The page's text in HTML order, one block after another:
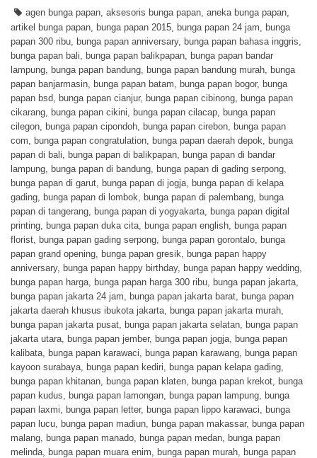
agen bunga papan, aksesoris bunga papan, aneka bunga papan,
artikel bunga papan, bunga papan 2015, bunga papan 24 jam, bunga
papan 300 ribu, bunga papan anniversary, bunga papan bahasa inggris,
bunga papan bali, bunga papan balikpapan, bunga papan bandar
lampung, bunga papan bandung, bunga papan bandung murah, bunga
papan banjarmasin, bunga papan batam, bunga papan bogor, bunga
papan bsd, bunga papan cianjur, bunga papan cibinong, bunga papan
cikarang, bunga papan cikini, bunga papan cilacap, bunga papan
cilegon, bunga papan cipondoh, bunga papan cirebon, bunga papan
com, bunga papan congratulation, bunga papan daerah depok, bunga
papan di bali, bunga papan di balikpapan, bunga papan di bandar
lampung, bunga papan di bandung, bunga papan di gading serpong,
bunga papan di garut, bunga papan di jogja, bunga papan di kelapa
gading, bunga papan di lombok, bunga papan di palembang, bunga
papan di tangerang, bunga papan di yogyakarta, bunga papan digital
printing, bunga papan duka cita, bunga papan english, bunga papan
florist, bunga papan gading serpong, bunga papan gorontalo, bunga
papan grand opening, bunga papan gresik, bunga papan happy
anniversary, bunga papan happy birthday, bunga papan happy wedding,
bunga papan harga, bunga papan harga 300 ribu, bunga papan jakarta,
bunga papan jakarta 24 jam, bunga papan jakarta barat, bunga papan
jakarta daerah khusus ibukota jakarta, bunga papan jakarta murah,
bunga papan jakarta pusat, bunga papan jakarta selatan, bunga papan
jakarta utara, bunga papan jember, bunga papan jogja, bunga papan
kalibata, bunga papan karawaci, bunga papan karawang, bunga papan
kayoon surabaya, bunga papan kediri, bunga papan kelapa gading,
bunga papan khitanan, bunga papan klaten, bunga papan krekot, bunga
papan kudus, bunga papan lamongan, bunga papan lampung, bunga
papan laxmi, bunga papan letter, bunga papan lippo karawaci, bunga
papan lucu, bunga papan madiun, bunga papan makassar, bunga papan
malang, bunga papan manado, bunga papan medan, bunga papan
melinda, bunga papan muara enim, bunga papan murah, bunga papan